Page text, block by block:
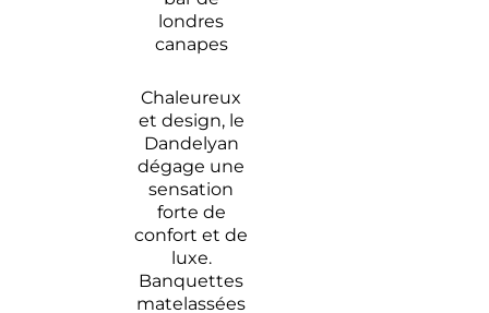
Chaleureux
et design, le
Dandelyan
dégage une
sensation
forte de
confort et de
luxe.
Banquettes
matelassées